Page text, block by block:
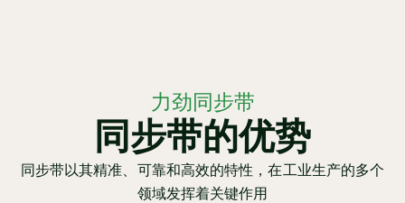
力劲同步带
同步带的优势
同步带以其精准、可靠和高效的特性，在工业生产的多个
领域发挥着关键作用